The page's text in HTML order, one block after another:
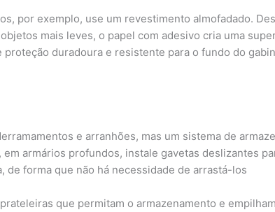
por exemplo, use um revestimento almofadado.
mais leves, o papel com adesivo cria uma
duradoura e resistente para o fundo do
e arranhões, mas um sistema de
armários profundos, instale gavetas deslizantes
forma que não há necessidade de arrastá-los
que permitam o armazenamento e